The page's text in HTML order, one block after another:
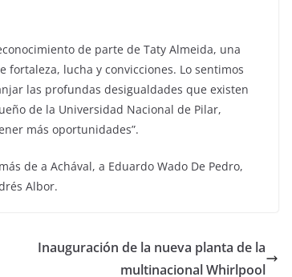
de parte de Taty Almeida, una
lucha y convicciones. Lo sentimos
las profundas desigualdades que existen
de la Universidad Nacional de Pilar,
más oportunidades”.
de a Achával, a Eduardo Wado De Pedro,
Albor.
Inauguración de la nueva planta de la
multinacional Whirlpool